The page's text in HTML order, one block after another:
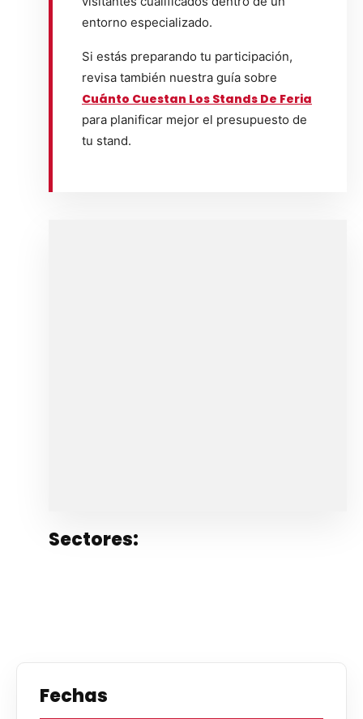
entorno especializado.
Si estás preparando tu participación,
revisa también nuestra guía sobre
Cuánto Cuestan Los Stands De Feria
para planificar mejor el presupuesto de
tu stand.
Sectores:
Fechas